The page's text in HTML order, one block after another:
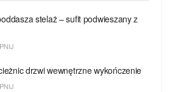
stelaż – sufit podwieszany z
drzwi wewnętrzne wykończenie